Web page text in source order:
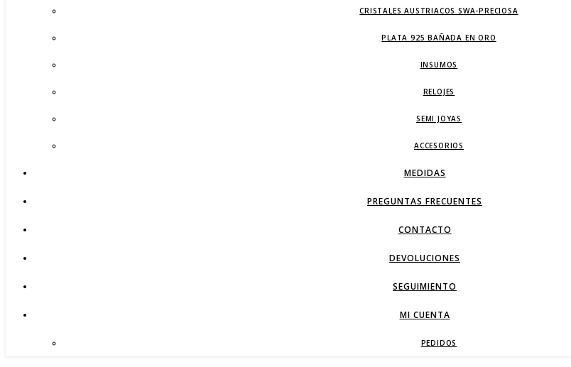
CRISTALES AUSTRIACOS SWA-PRECIOSA
PLATA 925 BAÑADA EN ORO
INSUMOS
RELOJES
SEMI JOYAS
ACCESORIOS
MEDIDAS
PREGUNTAS FRECUENTES
CONTACTO
DEVOLUCIONES
SEGUIMIENTO
MI CUENTA
PEDIDOS